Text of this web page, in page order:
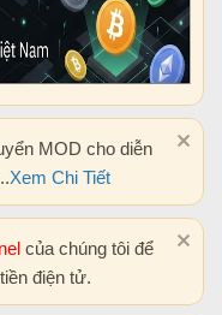
MOD cho diễn
Xem Chi Tiết
của chúng tôi để
điện tử.